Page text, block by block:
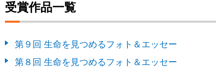
受賞作品一覧
第９回 生命を見つめるフォト＆エッセー
第８回 生命を見つめるフォト＆エッセー